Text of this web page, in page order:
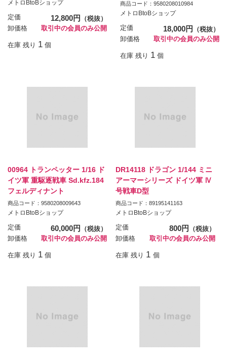
メトロBtoBショップ
定価 12,800円
（税抜）
卸価格
取引中の会員のみ公開
在庫 残り 1 個
商品コード：9580208010984
メトロBtoBショップ
定価 18,000円
（税抜）
卸価格
取引中の会員のみ公開
在庫 残り 1 個
00964 トランペッター 1/16 ド
イツ軍 重駆逐戦車 Sd.kfz.184
フェルディナント
商品コード：9580208009643
メトロBtoBショップ
定価 60,000円
（税抜）
卸価格
取引中の会員のみ公開
在庫 残り 1 個
DR14118 ドラゴン 1/144 ミニ
アーマーシリーズ ドイツ軍 Ⅳ
号戦車D型
商品コード：89195141163
メトロBtoBショップ
定価 800円
（税抜）
卸価格
取引中の会員のみ公開
在庫 残り 1 個